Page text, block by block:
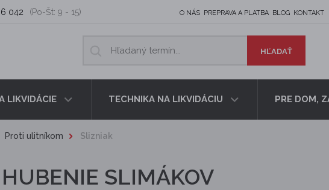
042 (Po-Št: 9 - 15) O NÁS PREPRAVA A PLATBA BLOG KONTAKT
LIKVIDÁCIE TECHNIKA NA LIKVIDÁCIU PRE DOM,
Proti ulitníkom Slizniak
SLIMÁKOV